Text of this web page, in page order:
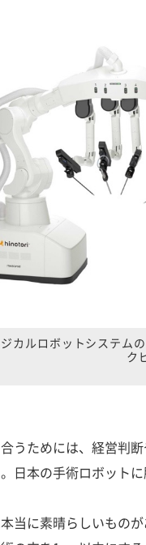
カルロボットシステム
ク
うためには、経営判
日本の手術ロボットに
本当に素晴らしいもの